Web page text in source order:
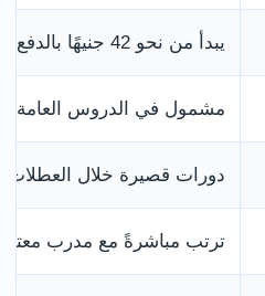
يبدأ من نحو 42 جنيهًا بالدفع المباشر
مشمول في الدروس العامة
دورات قصيرة خلال العطلات
ترتب مباشرةً مع مدرب